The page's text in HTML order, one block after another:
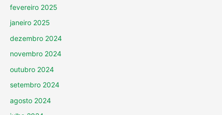
fevereiro 2025
janeiro 2025
dezembro 2024
novembro 2024
outubro 2024
setembro 2024
agosto 2024